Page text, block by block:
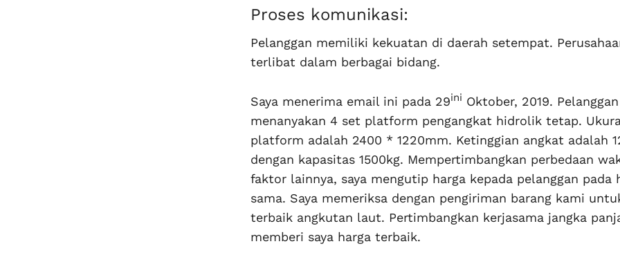
Proses komunikasi:
Pelanggan memiliki kekuatan di daerah setempat.
terlibat dalam berbagai bidang.
Saya menerima email ini pada 29ini Oktober, 2019. Pelanggan
menanyakan 4 set platform pengangkat hidrolik tetap.
platform adalah 2400 * 1220mm. Ketinggian angkat adalah
dengan kapasitas 1500kg. Mempertimbangkan perbedaan
faktor lainnya, saya mengutip harga kepada pelanggan pada
sama. Saya memeriksa dengan pengiriman barang kami
terbaik angkutan laut. Pertimbangkan kerjasama jangka
memberi saya harga terbaik.